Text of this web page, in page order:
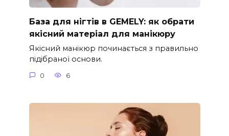
База для нігтів в GEMELY: як обрати
якісний матеріал для манікюру
Якісний манікюр починається з правильно
підібраної основи.
0 6